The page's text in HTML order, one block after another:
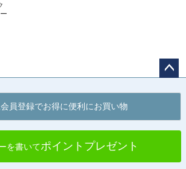
へ
員登録でお得に便利にお買い物
を書いてポイントプレゼント